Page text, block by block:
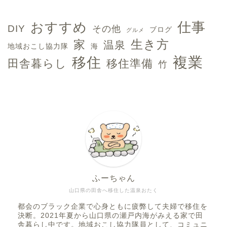
DIY おすすめ その他 グルメ ブログ 仕事
地域おこし協力隊 家 海 温泉 生き方
田舎暮らし 移住 移住準備 竹 複業
山口県の田舎へ移住した温泉おたく
ふーちゃん
都会のブラック企業で心身ともに疲弊して夫婦で移住を
決断。2021年夏から山口県の瀬戸内海がみえる家で田
舎暮らし中です。地域おこし協力隊員として、コミュニ
複業